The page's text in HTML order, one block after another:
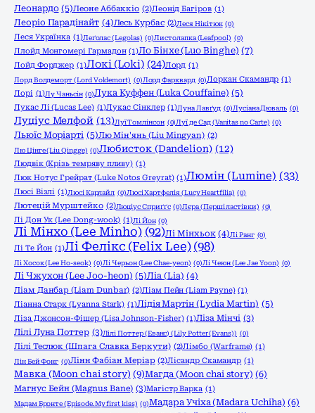
Леонардо (5)Леоне Аббаккіо (2)Леонід Багіров (1)
Леоріо Парадінайт (4)Лесь Курбас (2)Леся Нікітюк (0)
Леся Українка (1)Леґолас (Legolas) (0)Листолапка (Leafpool) (0)
Ллойд Монгомері Гармадон (1)Ло Бінхе (Luo Binghe) (7)
Лойд Форджер (1)Локі (Loki) (24)Лорд (1)
Лорд Волдеморт (Lord Voldemort) (0)Лорд Фарквард (0)Лоркан Скамандр (1)
Лорі (1)Лу Чаньсін (0)Лука Куффен (Luka Couffaine) (5)
Лукас Лі (Lucas Lee) (1)Лукас Сінклер (1)Луна Лавґуд (0)Лусіана Дюваль (0)
Луціус Мелфой (13)Луї Томлінсон (0)Луї де Сад (Vanitas no Carte) (0)
Льюїс Моріарті (5)Лю Мін'янь (Liu Mingyan) (2)
Лю Цінге (Liu Qingge) (0)Любисток (Dandelion) (12)
Людвік (Крізь темряву пливу) (1)
Люк Нотус Грейрат (Luke Notos Greyrat) (1)Люмін (Lumine) (33)
Люсі Візлі (1)Люсі Карлайл (0)Люсі Хартфелія (Lucy Heartfilia) (0)
Лютецій Мурштейко (2)Люціус Сприґґс (0)Лєра (Перші ластівки) (0)
Лі Дон Ук (Lee Dong-wook) (1)Лі Йон (0)
Лі Мінхо (Lee Minho) (92)Лі Мінхьок (4)Лі Ранг (0)
Лі Те Йон (1)Лі Фелікс (Felix Lee) (98)
Лі Хосок (Lee Ho-seok) (0)Лі Черьон (Lee Chae-yeon) (0)Лі Чеюн (Lee Jae Yoon) (0)
Лі Чжухон (Lee Joo-heon) (5)Ліа (Lia) (4)
Ліам Данбар (Liam Dunbar) (2)Ліам Пейн (Liam Payne) (1)
Ліанна Старк (Lyanna Stark) (1)Лідія Мартін (Lydia Martin) (5)
Ліза Джонсон-Фішер (Lisa Johnson-Fisher) (1)Ліза Мінчі (3)
Лілі Луна Поттер (3)Лілі Поттер (Еванс) (Lily Potter (Evans)) (0)
Лілі Теслюк (Шпага Славка Беркути) (2)Лімбо (Warframe) (1)
Лін Бей Фонг (0)Лінн Фабіан Меріар (2)Лісандр Скамандр (1)
Мавка (Moon chai story) (9)Магда (Moon chai story) (6)
Магнус Бейн (Magnus Bane) (3)Магістр Варка (1)
Мадам Бронте (Episode.My first kiss) (0)Мадара Учіха (Madara Uchiha) (6)